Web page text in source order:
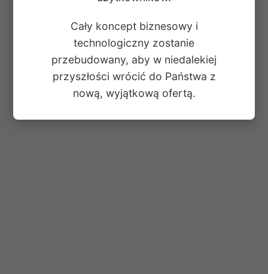
Cały koncept biznesowy i
technologiczny zostanie
przebudowany, aby w niedalekiej
przyszłości wrócić do Państwa z
nową, wyjątkową ofertą.